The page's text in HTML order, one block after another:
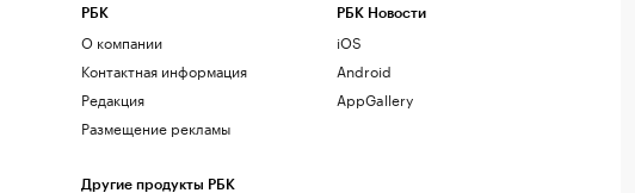
РБК
О компании
Контактная информация
Редакция
Размещение рекламы
Другие продукты РБК
РБК Новости
iOS
Android
AppGallery